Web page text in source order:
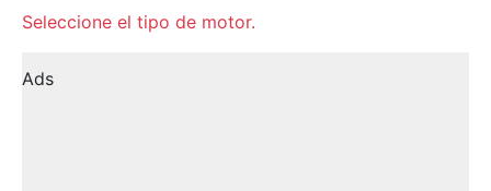
Seleccione el tipo de motor.
Ads